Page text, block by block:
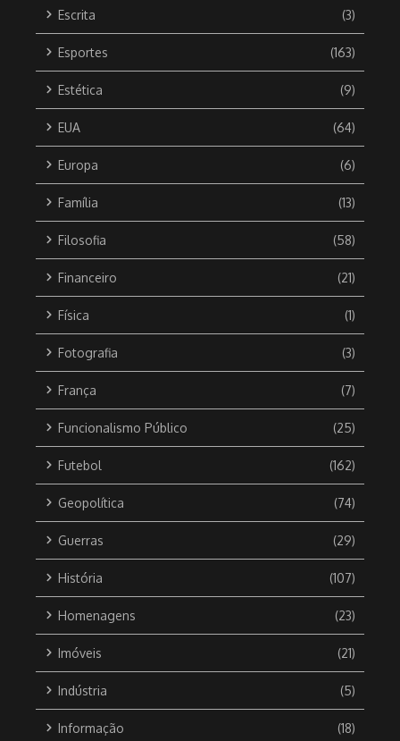
Escrita (3)
Esportes (163)
Estética (9)
EUA (64)
Europa (6)
Família (13)
Filosofia (58)
Financeiro (21)
Física (1)
Fotografia (3)
França (7)
Funcionalismo Público (25)
Futebol (162)
Geopolítica (74)
Guerras (29)
História (107)
Homenagens (23)
Imóveis (21)
Indústria (5)
Informação (18)